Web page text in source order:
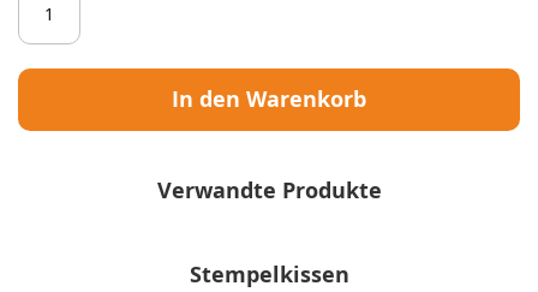
In den Warenkorb
Verwandte Produkte
Stempelkissen